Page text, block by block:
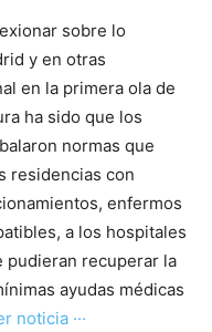
sobre lo
y en otras
en la primera ola de
ha sido que los
normas que
residencias con
enfermos
a los hospitales
pudieran recuperar la
ayudas médicas
noticia ···